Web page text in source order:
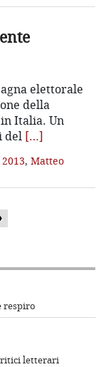
elettorale
della
Italia. Un
del […]
, Matteo
respiro
letterari